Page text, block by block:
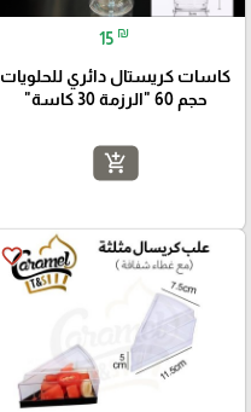
15 ₪
كاسات كريستال دائري للحلويات
حجم 60 "الرزمة 30 كاسة"
add_shopping_cart
favorite_border